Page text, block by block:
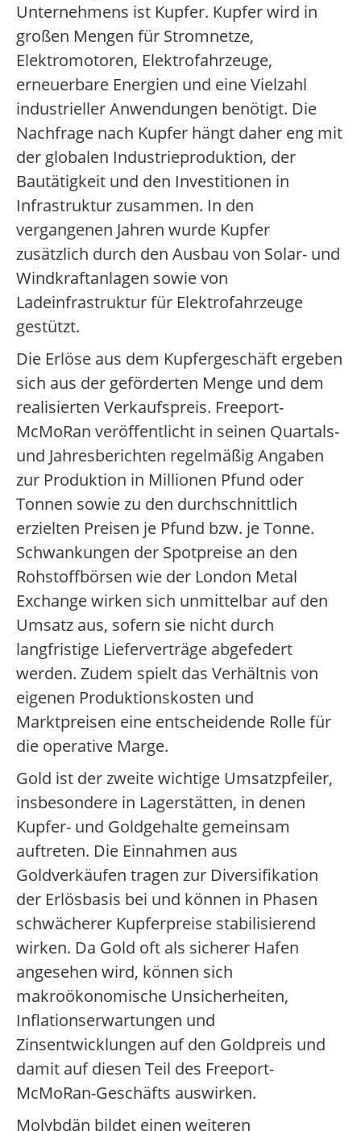
Unternehmens ist Kupfer. Kupfer wird in
großen Mengen für Stromnetze,
Elektromotoren, Elektrofahrzeuge,
erneuerbare Energien und eine Vielzahl
industrieller Anwendungen benötigt. Die
Nachfrage nach Kupfer hängt daher eng mit
der globalen Industrieproduktion, der
Bautätigkeit und den Investitionen in
Infrastruktur zusammen. In den
vergangenen Jahren wurde Kupfer
zusätzlich durch den Ausbau von Solar- und
Windkraftanlagen sowie von
Ladeinfrastruktur für Elektrofahrzeuge
gestützt.
Die Erlöse aus dem Kupfergeschäft ergeben
sich aus der geförderten Menge und dem
realisierten Verkaufspreis. Freeport-
McMoRan veröffentlicht in seinen Quartals-
und Jahresberichten regelmäßig Angaben
zur Produktion in Millionen Pfund oder
Tonnen sowie zu den durchschnittlich
erzielten Preisen je Pfund bzw. je Tonne.
Schwankungen der Spotpreise an den
Rohstoffbörsen wie der London Metal
Exchange wirken sich unmittelbar auf den
Umsatz aus, sofern sie nicht durch
langfristige Lieferverträge abgefedert
werden. Zudem spielt das Verhältnis von
eigenen Produktionskosten und
Marktpreisen eine entscheidende Rolle für
die operative Marge.
Gold ist der zweite wichtige Umsatzpfeiler,
insbesondere in Lagerstätten, in denen
Kupfer- und Goldgehalte gemeinsam
auftreten. Die Einnahmen aus
Goldverkäufen tragen zur Diversifikation
der Erlösbasis bei und können in Phasen
schwächerer Kupferpreise stabilisierend
wirken. Da Gold oft als sicherer Hafen
angesehen wird, können sich
makroökonomische Unsicherheiten,
Inflationserwartungen und
Zinsentwicklungen auf den Goldpreis und
damit auf diesen Teil des Freeport-
McMoRan-Geschäfts auswirken.
Molybdän bildet einen weiteren